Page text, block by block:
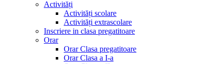
Activități
Activități scolare
Activități extrascolare
Inscriere in clasa pregatitoare
Orar
Orar Clasa pregatitoare
Orar Clasa a I-a